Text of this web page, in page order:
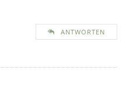
ANTWORTEN